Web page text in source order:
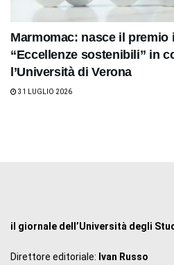
Marmomac: nasce il premio
“Eccellenze sostenibili” in
l’Università di Verona
31 LUGLIO 2026
il giornale dell’Università degli
Direttore editoriale: Ivan Russo